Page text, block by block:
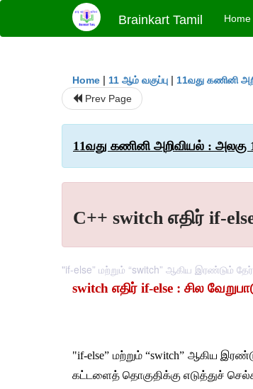
Brainkart Tamil Home
Home | 11 ஆம் வகுப்பு | 11வது கணினி
Prev Page
11வது கணினி அறிவியல் : அலகு
C++ switch எதிர் if-
"if-else” மற்றும் “switch” ஆகிய இரண்டும்
switch எதிர் if-else : சில
"if-else” மற்றும் “switch” ஆகிய
கட்டளைத் தொகுதிக்கு எடுத்துச்